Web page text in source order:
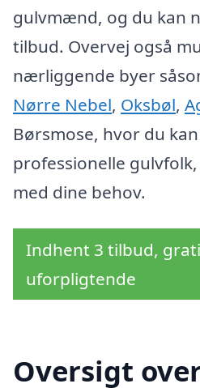
gulvmænd, og du kan
tilbud. Overvej også
nærliggende byer
Nørre Nebel, Oksbøl,
Børsmose, hvor du
professionelle
med dine behov.
Indhent 3 tilbud,
uforpligtende
Oversigt